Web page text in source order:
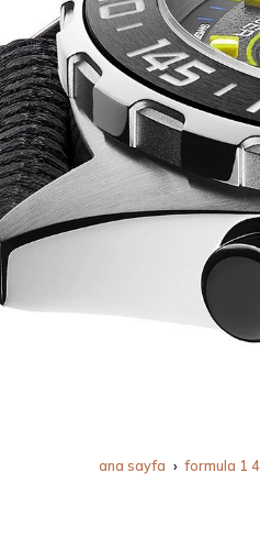
ana sayfa formula 1